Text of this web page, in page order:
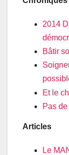
2014
Bâtir
Et le
Pas
Articles
Le